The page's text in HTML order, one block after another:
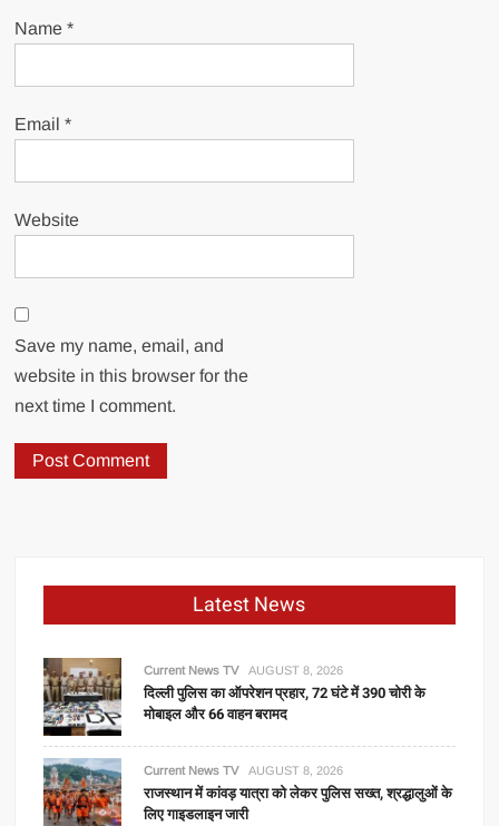
Name*
Email*
Website
Save my name, email, and
website in this browser for the
next time I comment.
Latest News
Current News TV AUGUST 8, 2026
दिल्ली पुलिस का ऑपरेशन प्रहार, 72 घंटे में 390 चोरी के
मोबाइल और 66 वाहन बरामद
Current News TV AUGUST 8, 2026
राजस्थान में कांवड़ यात्रा को लेकर पुलिस सख्त, श्रद्धालुओं के
लिए गाइडलाइन जारी